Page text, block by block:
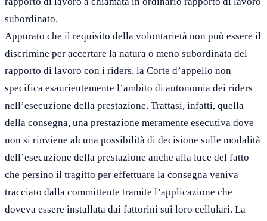
subordinato.
Appurato che il requisito della volontarietà non può essere il
discrimine per accertare la natura o meno subordinata del
rapporto di lavoro con i riders, la Corte d’appello non
specifica esaurientemente l’ambito di autonomia dei riders
nell’esecuzione della prestazione. Trattasi, infatti, quella
della consegna, una prestazione meramente esecutiva dove
non si rinviene alcuna possibilità di decisione sulle modalità
dell’esecuzione della prestazione anche alla luce del fatto
che persino il tragitto per effettuare la consegna veniva
tracciato dalla committente tramite l’applicazione che
doveva essere installata dai fattorini sui loro cellulari. La